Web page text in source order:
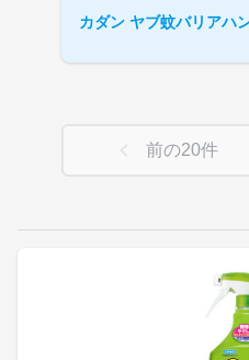
カダン ヤブ蚊バリアハ
前の20件